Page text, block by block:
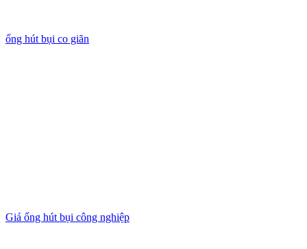
ống hút bụi co giãn
Giá ống hút bụi công nghiệp